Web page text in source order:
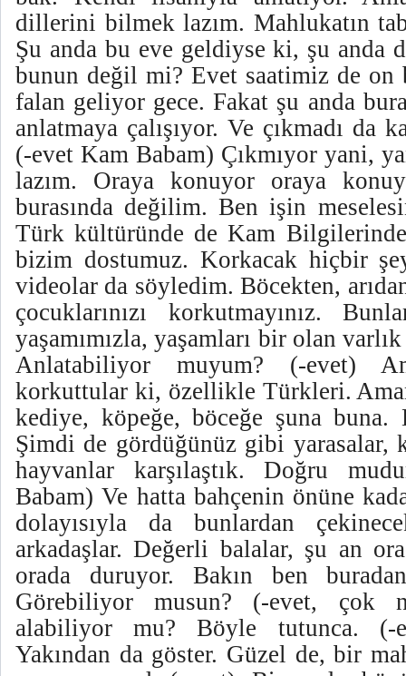
dillerini bilmek lazım. Mahlukatın
Şu anda bu eve geldiyse ki, şu anda
bunun değil mi? Evet saatimiz de on
falan geliyor gece. Fakat şu anda
anlatmaya çalışıyor. Ve çıkmadı da
(-evet Kam Babam) Çıkmıyor yani,
lazım. Oraya konuyor oraya
burasında değilim. Ben işin
Türk kültüründe de Kam
bizim dostumuz. Korkacak hiçbir
videolar da söyledim. Böcekten,
çocuklarınızı korkutmayınız.
yaşamımızla, yaşamları bir olan
Anlatabiliyor muyum? (-evet)
korkuttular ki, özellikle Türkleri.
kediye, köpeğe, böceğe şuna buna.
Şimdi de gördüğünüz gibi yarasalar,
hayvanlar karşılaştık. Doğru
Babam) Ve hatta bahçenin önüne
dolayısıyla da bunlardan
arkadaşlar. Değerli balalar, şu an
orada duruyor. Bakın ben
Görebiliyor musun? (-evet, çok
alabiliyor mu? Böyle tutunca. (-
Yakından da göster. Güzel de, bir